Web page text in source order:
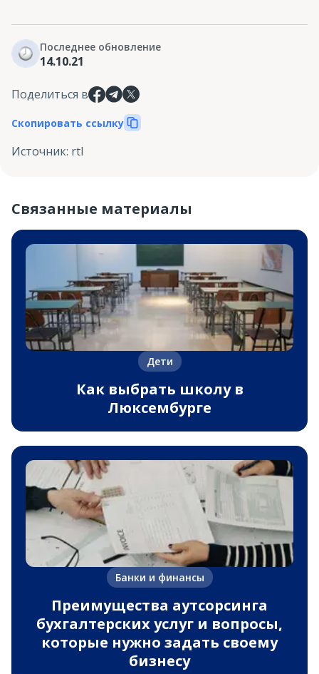
Последнее обновление
14.10.21
Поделиться в
Скопировать ссылку
Источник: rtl
Связанные материалы
Дети
Как выбрать школу в
Люксембурге
Банки и финансы
Преимущества аутсорсинга
бухгалтерских услуг и вопросы,
которые нужно задать своему
бизнесу